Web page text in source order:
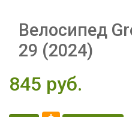
Велосипед
29 (2024)
845 pуб.